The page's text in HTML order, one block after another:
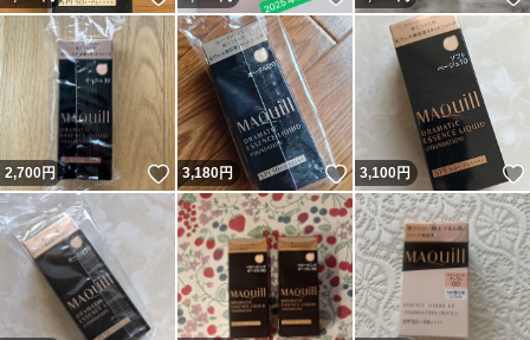
2,700円 いいね！
3,180円 いいね！
3,100円